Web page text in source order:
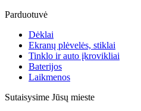
Parduotuvė
Dėklai
Ekranų plėvelės, stiklai
Tinklo ir auto įkrovikliai
Baterijos
Laikmenos
Sutaisysime Jūsų mieste